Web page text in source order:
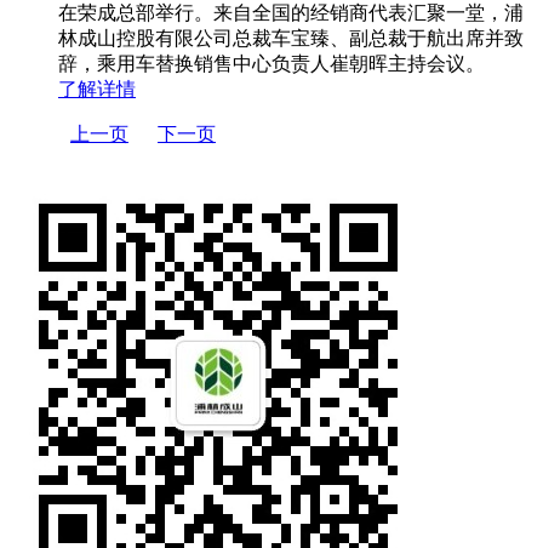
在荣成总部举行。来自全国的经销商代表汇聚一堂，浦
林成山控股有限公司总裁车宝臻、副总裁于航出席并致
辞，乘用车替换销售中心负责人崔朝晖主持会议。
了解详情
上一页 下一页